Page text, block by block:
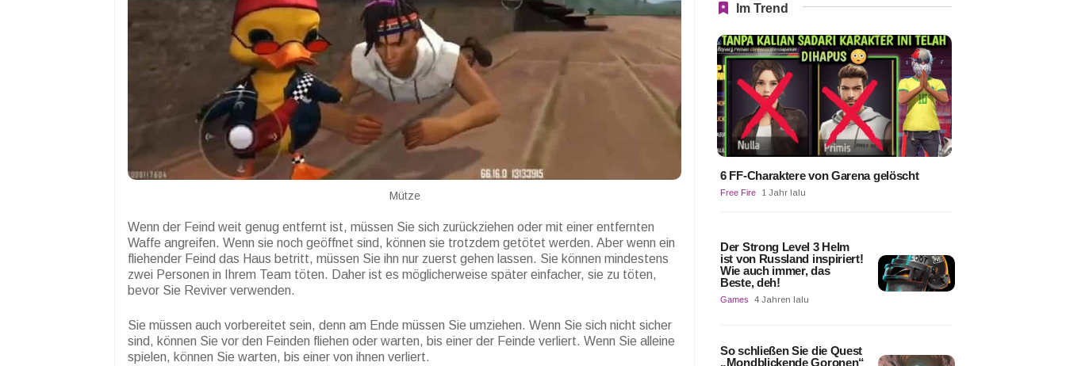
Mütze
Wenn der Feind weit genug entfernt ist, müssen Sie sich zurückziehen oder mit einer entfernten
Waffe angreifen. Wenn sie noch geöffnet sind, können sie trotzdem getötet werden. Aber wenn ein
fliehender Feind das Haus betritt, müssen Sie ihn nur zuerst gehen lassen. Sie können mindestens
zwei Personen in Ihrem Team töten. Daher ist es möglicherweise später einfacher, sie zu töten,
bevor Sie Reviver verwenden.
Sie müssen auch vorbereitet sein, denn am Ende müssen Sie umziehen. Wenn Sie sich nicht sicher
sind, können Sie vor den Feinden fliehen oder warten, bis einer der Feinde verliert. Wenn Sie alleine
spielen, können Sie warten, bis einer von ihnen verliert.
Im Trend
6 FF-Charaktere von Garena gelöscht
Free Fire 1 Jahr lalu
Der Strong Level 3 Helm
ist von Russland inspiriert!
Wie auch immer, das
Beste, deh!
Games 4 Jahren lalu
So schließen Sie die Quest
„Mondblickende Goronen“